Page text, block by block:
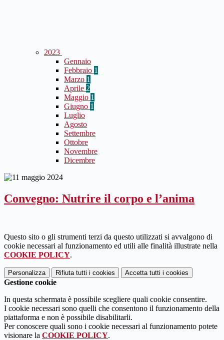
2023
Gennaio
Febbraio 1
Marzo 1
Aprile 2
Maggio 1
Giugno 1
Luglio
Agosto
Settembre
Ottobre
Novembre
Dicembre
Convegno: Nutrire il corpo e l’anima
Questo sito o gli strumenti terzi da questo utilizzati si avvalgono di
cookie necessari al funzionamento ed utili alle finalità illustrate nella
COOKIE POLICY.
Personalizza Rifiuta tutti i cookies Accetta tutti i cookies
Gestione cookie
In questa schermata è possibile scegliere quali cookie consentire.
I cookie necessari sono quelli che consentono il funzionamento della
piattaforma e non è possibile disabilitarli.
Per conoscere quali sono i cookie necessari al funzionamento potete
visionare la COOKIE POLICY.